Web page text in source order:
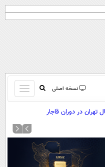
نسخه اصلی
باز
و
کردن
تهران در دوران قاجار